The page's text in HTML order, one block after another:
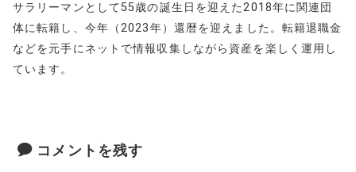
サラリーマンとして55歳の誕生日を迎えた2018年に関連団
体に転籍し、今年（2023年）還暦を迎えました。転籍退職金
などを元手にネットで情報収集しながら資産を楽しく運用し
ています。
コメントを残す